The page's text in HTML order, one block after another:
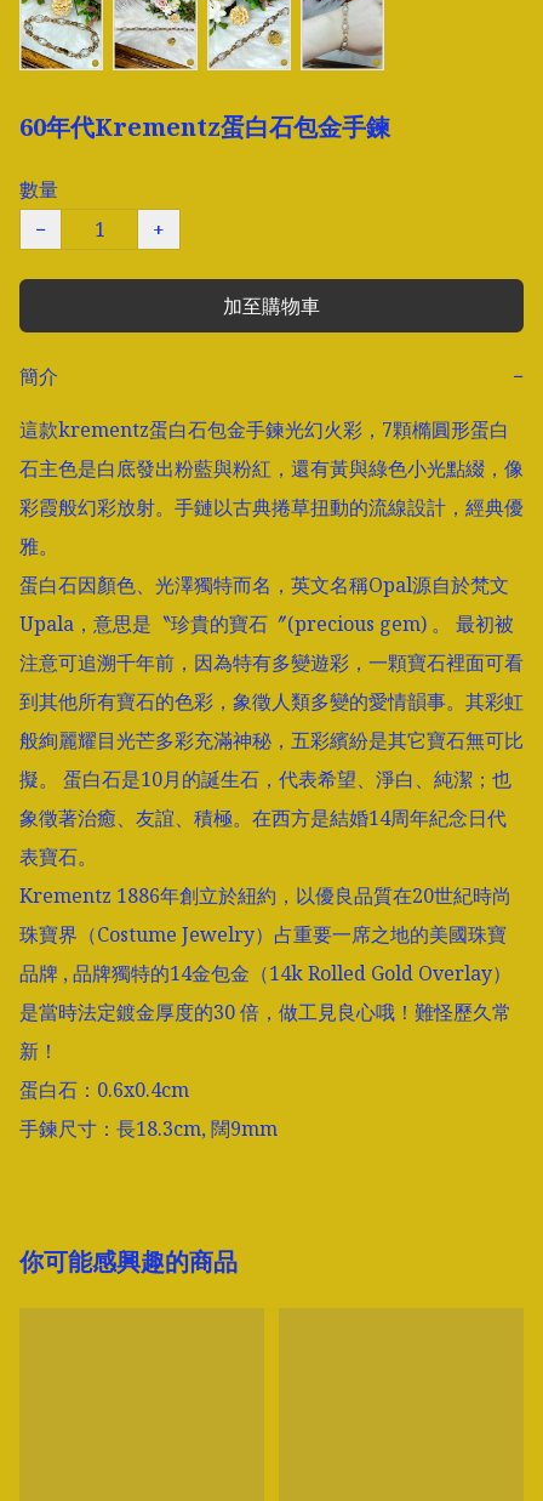
60年代Krementz蛋白石包金手鍊
數量
−
+
加至購物車
簡介
−
這款krementz蛋白石包金手鍊光幻火彩，7顆橢圓形蛋白
石主色是白底發出粉藍與粉紅，還有黃與綠色小光點綴，像
彩霞般幻彩放射。手鏈以古典捲草扭動的流線設計，經典優
雅。
蛋白石因顏色、光澤獨特而名，英文名稱Opal源自於梵文
Upala，意思是〝珍貴的寶石〞(precious gem) 。 最初被
注意可追溯千年前，因為特有多變遊彩，一顆寶石裡面可看
到其他所有寶石的色彩，象徵人類多變的愛情韻事。其彩虹
般絢麗耀目光芒多彩充滿神秘，五彩繽紛是其它寶石無可比
擬。 蛋白石是10月的誕生石，代表希望、淨白、純潔；也
象徵著治癒、友誼、積極。在西方是結婚14周年紀念日代
表寶石。
Krementz 1886年創立於紐約，以優良品質在20世紀時尚
珠寶界（Costume Jewelry）占重要一席之地的美國珠寶
品牌 , 品牌獨特的14金包金（14k Rolled Gold Overlay）
是當時法定鍍金厚度的30 倍，做工見良心哦！難怪歷久常
新！
蛋白石：0.6x0.4cm
手鍊尺寸：長18.3cm, 闊9mm
你可能感興趣的商品